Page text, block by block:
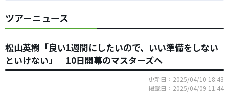
ツアーニュース
松山英樹「良い1週間にしたいので、いい準備をしない
といけない」 10日開幕のマスターズへ
更新日：2025/04/10 18:43
掲載日：2025/04/09 11:44